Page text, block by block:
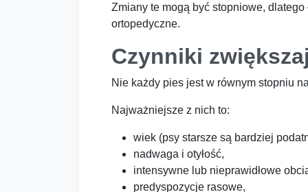
Zmiany te mogą być stopniowe,
ortopedyczne.
Czynniki
Nie każdy pies jest w równym stopniu
Najważniejsze z nich to:
wiek (psy starsze są bardziej
nadwaga i otyłość,
intensywne lub nieprawidłowe
predyspozycje rasowe,